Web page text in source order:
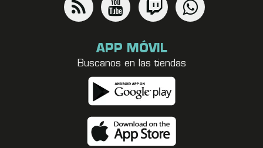
APP MÓVIL
Buscanos en las tiendas